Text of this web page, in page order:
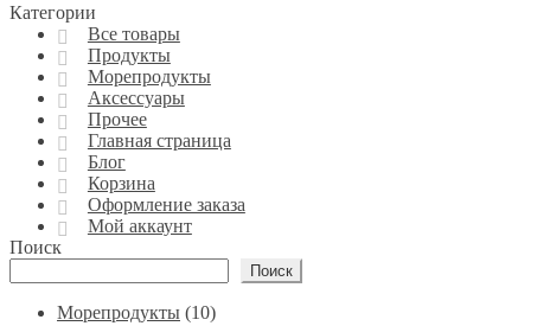
Категории
Все товары
Продукты
Морепродукты
Аксессуары
Прочее
Главная страница
Блог
Корзина
Оформление заказа
Мой аккаунт
Поиск
Поиск
Морепродукты 1010